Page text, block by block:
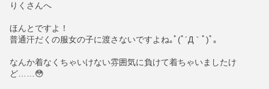
りくさんへ
ほんとですよ！
普通汗だくの服女の子に渡さないですよね｡ﾟ(ﾟ´Д｀ﾟ)ﾟ｡
なんか着なくちゃいけない雰囲気に負けて着ちゃいましたけ
ど……😳